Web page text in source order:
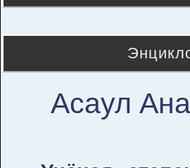
Асаул